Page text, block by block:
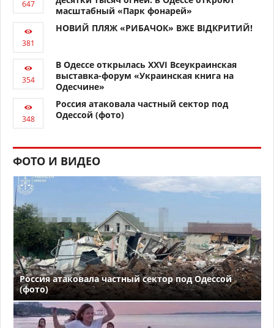
масштабный «Парк фонарей»
НОВИЙ ПЛЯЖ «РИБАЧОК» ВЖЕ ВІДКРИТИЙ!
В Одессе открылась XXVI Всеукраинская
выставка-форум «Украинская книга на
Одесчине»
Россия атаковала частный сектор под
Одессой (фото)
ФОТО И ВИДЕО
Россия атаковала частный сектор под Одессой
(фото)